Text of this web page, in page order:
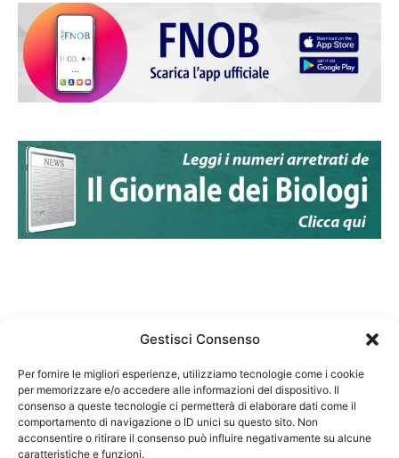
Gestisci Consenso
Per fornire le migliori esperienze, utilizziamo tecnologie come i cookie
per memorizzare e/o accedere alle informazioni del dispositivo. Il
consenso a queste tecnologie ci permetterà di elaborare dati come il
comportamento di navigazione o ID unici su questo sito. Non
acconsentire o ritirare il consenso può influire negativamente su alcune
caratteristiche e funzioni.
Federazione Nazionale Degli Ordini dei Biologi:
codice fiscale 80069130583
Responsabile sito internet www.fnob.it: Vincenzo